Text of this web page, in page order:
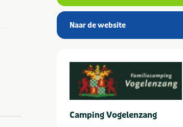
Naar de website
Camping Vogelenzang